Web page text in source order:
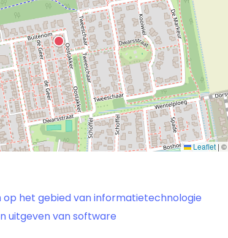
Leaflet | ©
het gebied van informatietechnologie
uitgeven van software